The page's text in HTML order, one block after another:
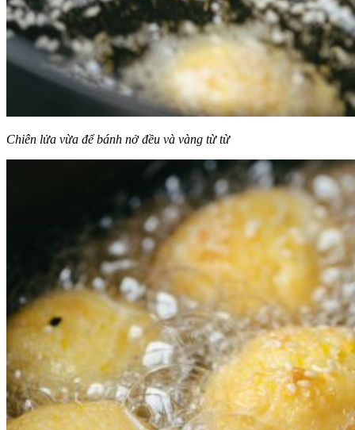
Chiên lửa vừa để bánh nở đều và vàng từ từ